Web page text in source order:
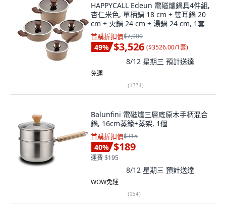
HAPPYCALL Edeun 電磁爐鍋具4件組,
杏仁米色, 單柄鍋 18 cm + 雙耳鍋 20
cm + 火鍋 24 cm + 湯鍋 24 cm, 1套
首購折扣價$7,000
49% $3,526 ($3526.00/1套)
8/12 星期三 預計送達
免運
(1334)
Balunfini 電磁爐三層底原木手柄混合
鍋, 16cm蒸籠+蒸架, 1個
首購折扣價$315
40% $189
運費 $195
8/12 星期三 預計送達
WOW免運
(154)